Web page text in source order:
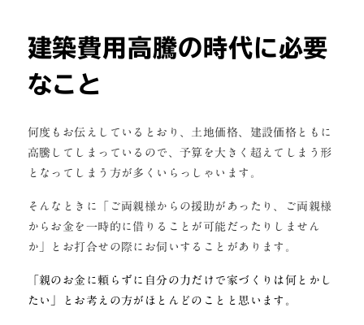
建築費用高騰の時代に必要
なこと
何度もお伝えしているとおり、土地価格、建設価格ともに
高騰してしまっているので、予算を大きく超えてしまう形
となってしまう方が多くいらっしゃいます。
そんなときに「ご両親様からの援助があったり、ご両親様
からお金を一時的に借りることが可能だったりしません
か」とお打合せの際にお伺いすることがあります。
「親のお金に頼らずに自分の力だけで家づくりは何とかし
たい」とお考えの方がほとんどのことと思います。